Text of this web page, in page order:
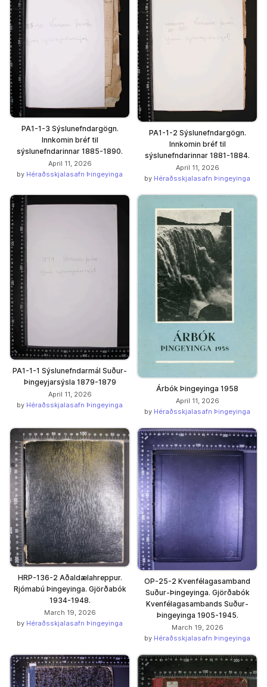
PA1-1-3 Sýslunefndargögn.
Innkomin bréf til
sýslunefndarinnar 1885-1890.
April 11, 2026
by Héraðsskjalasafn Þingeyinga
PA1-1-2 Sýslunefndargögn.
Innkomin bréf til
sýslunefndarinnar 1881-1884.
April 11, 2026
by Héraðsskjalasafn Þingeyinga
PA1-1-1 Sýslunefndarmál Suður-
Þingeyjarsýsla 1879-1879
April 11, 2026
by Héraðsskjalasafn Þingeyinga
Árbók Þingeyinga 1958
April 11, 2026
by Héraðsskjalasafn Þingeyinga
HRP-136-2 Aðaldælahreppur.
Rjómabú Þingeyinga. Gjörðabók
1934-1948.
March 19, 2026
by Héraðsskjalasafn Þingeyinga
OP-25-2 Kvenfélagasamband
Suður-Þingeyinga. Gjörðabók
Kvenfélagasambands Suður-
Þingeyinga 1905-1945.
March 19, 2026
by Héraðsskjalasafn Þingeyinga